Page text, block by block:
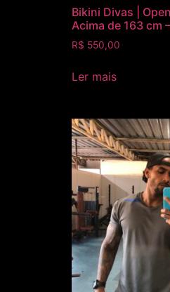
Bikini Divas | Open
Acima de 163 cm
R$ 550,00
Ler mais